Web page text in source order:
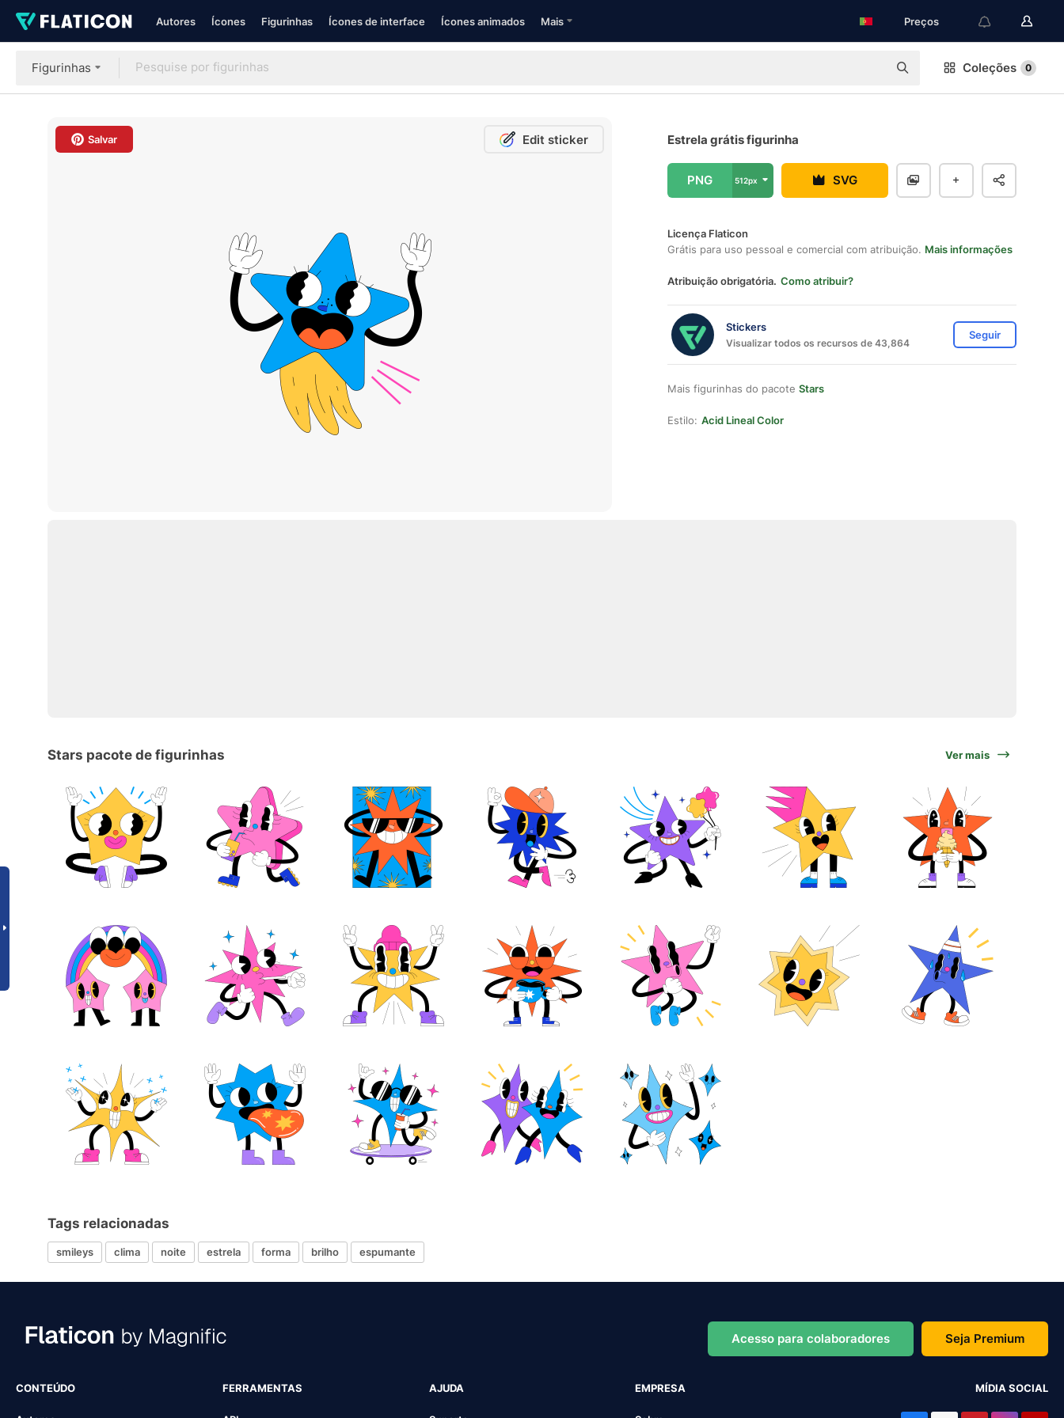
Autores Ícones Figurinhas Ícones de interface Ícones animados Mais Preços
Figurinhas Coleções 0
Salvar Edit sticker Estrela grátis figurinha
PNG 512px SVG
Licença Flaticon
Grátis para uso pessoal e comercial com atribuição. Mais informações
Atribuição obrigatória. Como atribuir?
Stickers
Visualizar todos os recursos de 43,864
Seguir
Mais figurinhas do pacote Stars
Estilo: Acid Lineal Color
Stars pacote de figurinhas Ver mais
Tags relacionadas
smileys clima noite estrela forma brilho espumante
Acesso para colaboradores Seja Premium
CONTEÚDO FERRAMENTAS AJUDA EMPRESA MÍDIA SOCIAL